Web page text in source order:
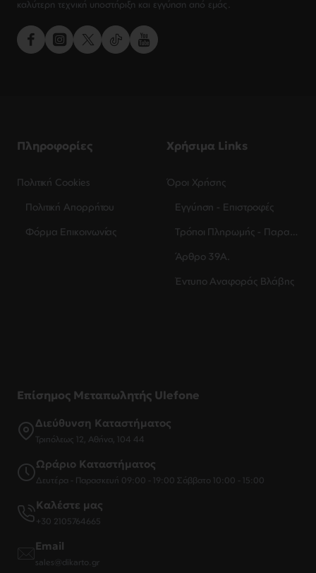
καλύτερη τεχνική υποστήριξη και εγγύηση από εμάς.
Πληροφορίες
Πολιτική Cookies
Πολιτική Απορρήτου
Φόρμα Επικοινωνίας
Χρήσιμα Links
Όροι Χρήσης
Εγγύηση - Επιστροφές
Άρθρο 39Α.
Έντυπο Αναφοράς Βλάβης
Επίσημος Μεταπωλητής Ulefone
Διεύθυνση Καταστήματος
Τριπόλεως 12, Αθήνα, 104 44
Ωράριο Καταστήματος
Δευτέρα - Παρασκευή 09:00 - 19:00 Σάββατο 10:00 - 15:00
Καλέστε μας
+30 2105764665
Email
sales@dikarto.gr